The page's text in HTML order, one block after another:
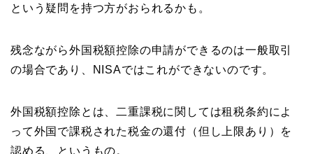
という疑問を持つ方がおられるかも。
残念ながら外国税額控除の申請ができるのは一般取引
の場合であり、NISAではこれができないのです。
外国税額控除とは、二重課税に関しては租税条約によ
って外国で課税された税金の還付（但し上限あり）を
認める、というもの。